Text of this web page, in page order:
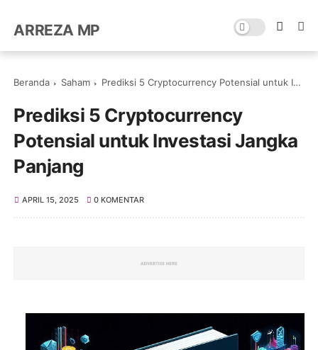
ARREZA MP
Beranda Saham Prediksi 5 Cryptocurrency Potensial untuk Investasi Jangka Panjang
Prediksi 5 Cryptocurrency
Potensial untuk Investasi Jangka
Panjang
APRIL 15, 2025 0 KOMENTAR